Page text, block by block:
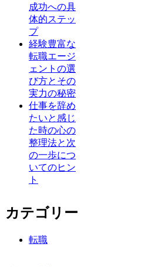
成功への具
体的ステッ
プ
経験豊富な
転職エージ
ェントの選
び方とその
実力の秘密
仕事を辞め
たいと感じ
た時の心の
整理法と次
の一歩につ
いてのヒン
ト
カテゴリー
転職